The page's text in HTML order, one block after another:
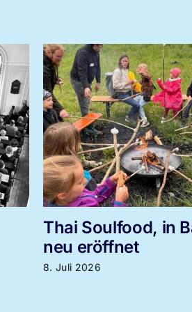
Herzschlag
Frohbotschaft
lebendig wird